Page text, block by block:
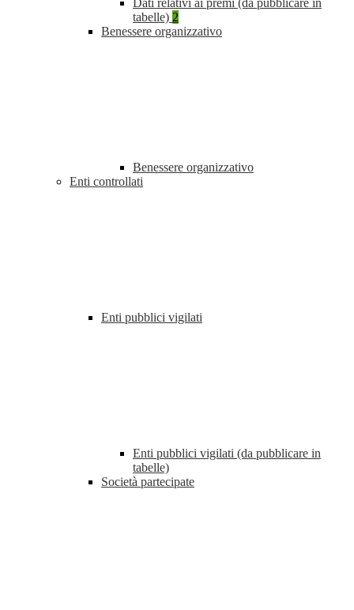
Dati relativi ai premi (da pubblicare in
tabelle) 2
Benessere organizzativo
Benessere organizzativo
Enti controllati
Enti pubblici vigilati
Enti pubblici vigilati (da pubblicare in
tabelle)
Società partecipate